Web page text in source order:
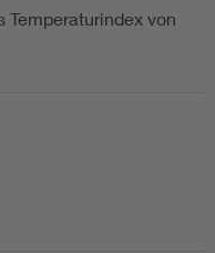
Temperaturindex von